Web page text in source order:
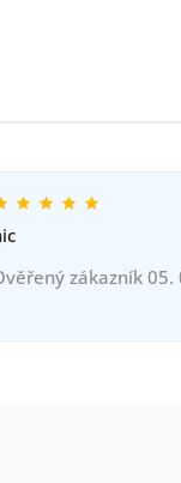
zákazník 05.